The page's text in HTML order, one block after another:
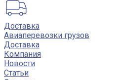
Доставка
Авиаперевозки грузов
Доставка
Компания
Новости
Статьи